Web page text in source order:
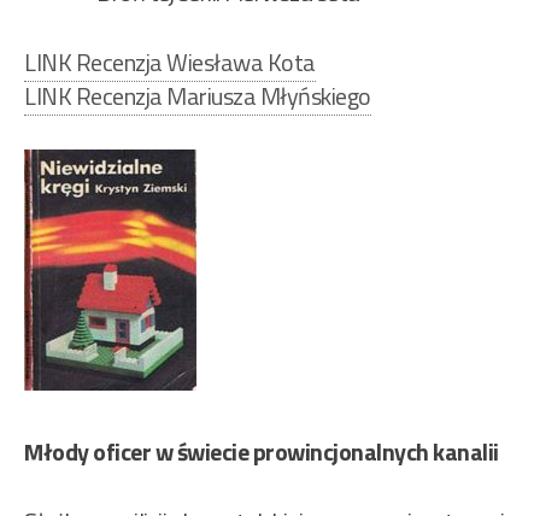
LINK Recenzja Wiesława Kota
LINK Recenzja Mariusza Młyńskiego
Młody oficer w świecie prowincjonalnych kanalii